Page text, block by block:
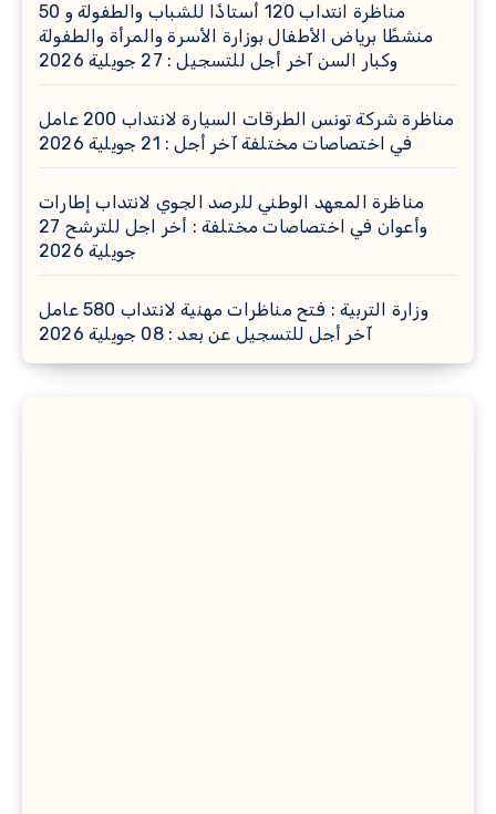
مناظرة انتداب 120 أستاذًا للشباب والطفولة و 50
منشطًا برياض الأطفال بوزارة الأسرة والمرأة والطفولة
وكبار السن آخر أجل للتسجيل : 27 جويلية 2026
مناظرة شركة تونس الطرقات السيارة لانتداب 200 عامل
في اختصاصات مختلفة آخر أجل : 21 جويلية 2026
مناظرة المعهد الوطني للرصد الجوي لانتداب إطارات
وأعوان في اختصاصات مختلفة : أخر اجل للترشح 27
جويلية 2026
وزارة التربية : فتح مناظرات مهنية لانتداب 580 عامل
آخر أجل للتسجيل عن بعد : 08 جويلية 2026